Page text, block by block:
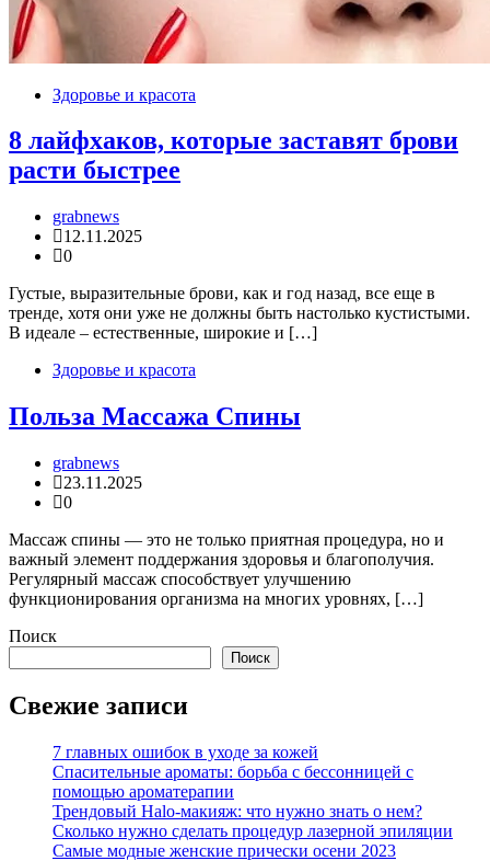
Здоровье и красота
8 лайфхаков, которые заставят брови
расти быстрее
grabnews
12.11.2025
0
Густые, выразительные брови, как и год назад, все еще в
тренде, хотя они уже не должны быть настолько кустистыми.
В идеале – естественные, широкие и […]
Здоровье и красота
Польза Массажа Спины
grabnews
23.11.2025
0
Массаж спины — это не только приятная процедура, но и
важный элемент поддержания здоровья и благополучия.
Регулярный массаж способствует улучшению
функционирования организма на многих уровнях, […]
Поиск
Поиск
Свежие записи
7 главных ошибок в уходе за кожей
Спасительные ароматы: борьба с бессонницей с
помощью ароматерапии
Трендовый Halo-макияж: что нужно знать о нем?
Сколько нужно сделать процедур лазерной эпиляции
Самые модные женские прически осени 2023